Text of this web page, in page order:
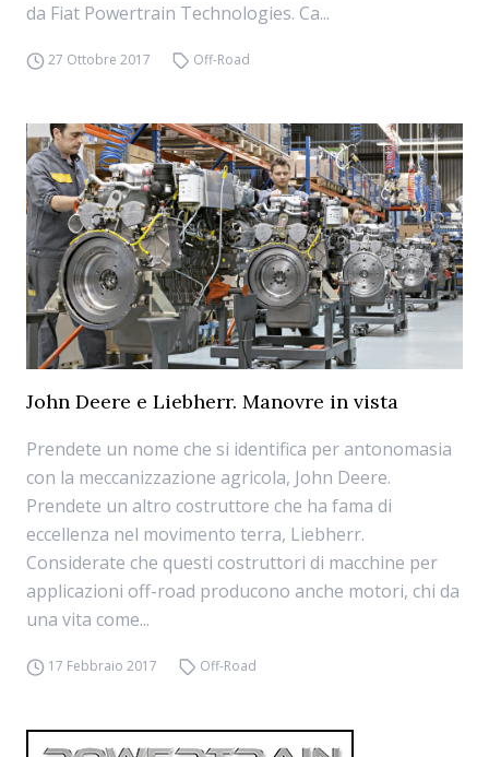
da Fiat Powertrain Technologies. Ca...
27 Ottobre 2017 Off-Road
John Deere e Liebherr. Manovre in vista
Prendete un nome che si identifica per antonomasia
con la meccanizzazione agricola, John Deere.
Prendete un altro costruttore che ha fama di
eccellenza nel movimento terra, Liebherr.
Considerate che questi costruttori di macchine per
applicazioni off-road producono anche motori, chi da
una vita come...
17 Febbraio 2017 Off-Road